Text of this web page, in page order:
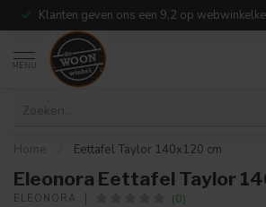
Klanten geven ons een 9,2 op
MENU
Home Eettafel Taylor 140x120 cm
Eleonora Eettafel Taylor
ELEONORA (0)